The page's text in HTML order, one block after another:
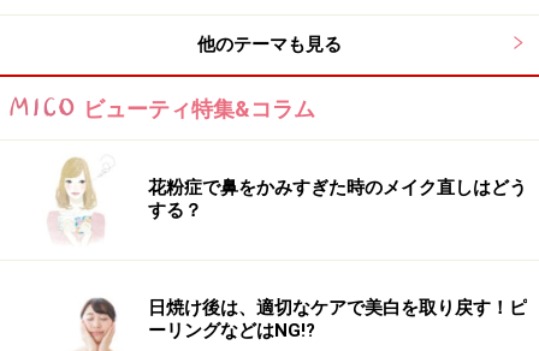
ュ」のアイライナーです。なめらかなクリーム状のアイ
ライナーを携帯の専用ブラシでつけると、まるでペンシ
ルでつけているかのようにピタッとフィットして、しっ
かりとラインを描くことができます。ウォータープルー
フ処方なので、汗や皮脂にも強く崩れる心配もありませ
【商品お問合せ先】ソニアリキエル
他のテーマも見る
ビューティ特集&コラム
花粉症で鼻をかみすぎた時のメイク直しはどう
する？
日焼け後は、適切なケアで美白を取り戻す！ピ
ーリングなどはNG!?